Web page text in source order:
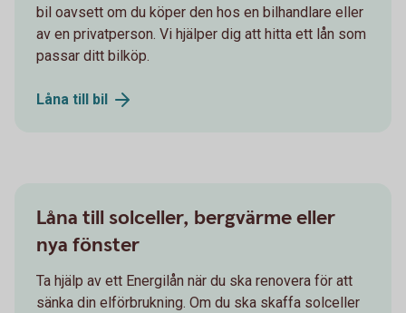
bil oavsett om du köper den hos en bilhandlare eller
av en privatperson. Vi hjälper dig att hitta ett lån som
passar ditt bilköp.
Låna till bil
Låna till solceller, bergvärme eller
nya fönster
Ta hjälp av ett Energilån när du ska renovera för att
sänka din elförbrukning. Om du ska skaffa solceller